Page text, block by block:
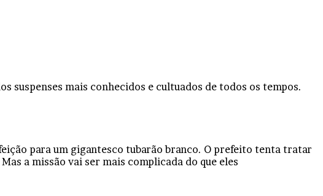
suspenses mais conhecidos e cultuados de todos os tempos.
para um gigantesco tubarão branco. O prefeito tenta tratar
a missão vai ser mais complicada do que eles